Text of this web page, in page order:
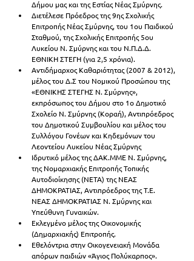
Δήμου μας και της Εστίας Νέας Σμύρνης.
Διετέλεσε Πρόεδρος της 9ης Σχολικής
Επιτροπής Νέας Σμύρνης, του 1ου Παιδικού
Σταθμού, της Σχολικής Επιτροπής 5ου
Λυκείου Ν. Σμύρνης και του Ν.Π.Δ.Δ.
ΕΘΝΙΚΗ ΣΤΕΓΗ (για 2,5 χρόνια).
Αντιδήμαρχος Καθαριότητας (2007 & 2012),
μέλος του Δ.Σ του Νομικού Προσώπου της
«ΕΘΝΙΚΗΣ ΣΤΕΓΗΣ Ν. Σμύρνης»,
εκπρόσωπος του Δήμου στο 1ο Δημοτικό
Σχολείο Ν. Σμύρνης (Κοραή), Αντιπρόεδρος
του Δημοτικού Συμβουλίου και μέλος του
Συλλόγου Γονέων και Κηδεμόνων του
Λεοντείου Λυκείου Νέας Σμύρνης
Ιδρυτικό μέλος της ΔΑΚ.ΜΜΕ Ν. Σμύρνης,
της Νομαρχιακής Επιτροπής Τοπικής
Αυτοδιοίκησης (ΝΕΤΑ) της ΝΕΑΣ
ΔΗΜΟΚΡΑΤΙΑΣ, Αντιπρόεδρος της Τ.Ε.
ΝΕΑΣ ΔΗΜΟΚΡΑΤΙΑΣ Ν. Σμύρνης και
Υπεύθυνη Γυναικών.
Εκλεγμένο μέλος της Οικονομικής
(Δημαρχιακής) Επιτροπής.
Εθελόντρια στην Οικογενειακή Μονάδα
απόρων παιδιών «Άγιος Πολύκαρπος».